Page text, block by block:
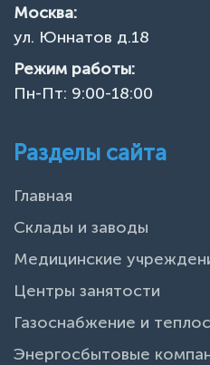
Москва:
ул. Юннатов д.18
Режим работы:
Пн-Пт: 9:00-18:00
Разделы сайта
Главная
Склады и заводы
Медицинские
Центры занятости
Газоснабжение и
Энергосбытовые